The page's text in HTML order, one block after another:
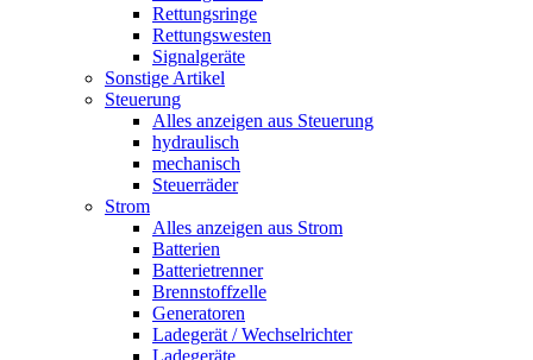
Rettungsringe
Rettungswesten
Signalgeräte
Sonstige Artikel
Steuerung
Alles anzeigen aus Steuerung
hydraulisch
mechanisch
Steuerräder
Strom
Alles anzeigen aus Strom
Batterien
Batterietrenner
Brennstoffzelle
Generatoren
Ladegerät / Wechselrichter
Ladegeräte